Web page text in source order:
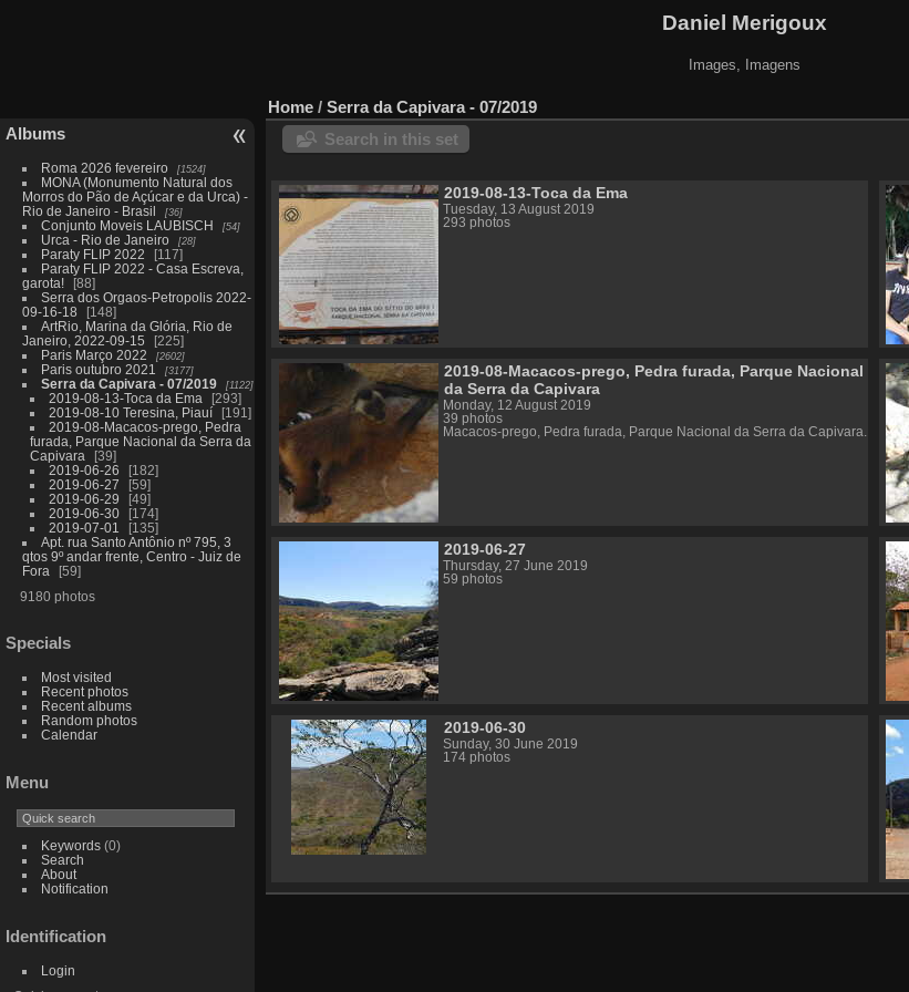
Daniel Merigoux
Images, Imagens
Albums
Roma 2026 fevereiro 1524
MONA (Monumento Natural dos
Morros do Pão de Açúcar e da Urca) -
Rio de Janeiro - Brasil
36
Conjunto Moveis LAUBISCH 54
Urca - Rio de Janeiro 28
Paraty FLIP 2022
117
Paraty FLIP 2022 - Casa Escreva,
garota!
88
Serra dos Orgaos-Petropolis 2022-
09-16-18
148
ArtRio, Marina da Glória, Rio de
Janeiro, 2022-09-15
225
Paris Março 2022
2602
Paris outubro 2021 3177
Serra da Capivara - 07/2019 1122
2019-08-13-Toca da Ema
293
2019-08-10 Teresina, Piauí
191
2019-08-Macacos-prego, Pedra
furada, Parque Nacional da Serra da
Capivara
39
2019-06-26
182
2019-06-27
59
2019-06-29
49
2019-06-30
174
2019-07-01
135
Apt. rua Santo Antônio nº 795, 3
qtos 9º andar frente, Centro - Juiz de
Fora
59
9180 photos
Specials
Most visited
Recent photos
Recent albums
Random photos
Calendar
Menu
Keywords(0)
Search
About
Notification
Identification
Login
Home / Serra da Capivara - 07/2019
Search in this set
2019-08-13-Toca da Ema
Tuesday, 13 August 2019
293 photos
2019-08-Macacos-prego, Pedra furada, Parque Nacional
da Serra da Capivara
Monday, 12 August 2019
39 photos
Macacos-prego, Pedra furada, Parque Nacional da Serra da Capivara.
2019-06-27
Thursday, 27 June 2019
59 photos
2019-06-30
Sunday, 30 June 2019
174 photos